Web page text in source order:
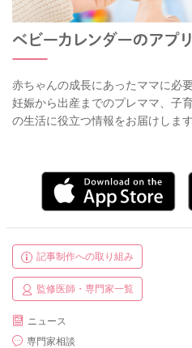
赤ちゃんの成長にあったママに必
妊娠から出産までのプレママ、子
の生活に役立つ情報をお届けします
記事制作への取り組み
監修医師・専門家一覧
ニュース
専門家相談